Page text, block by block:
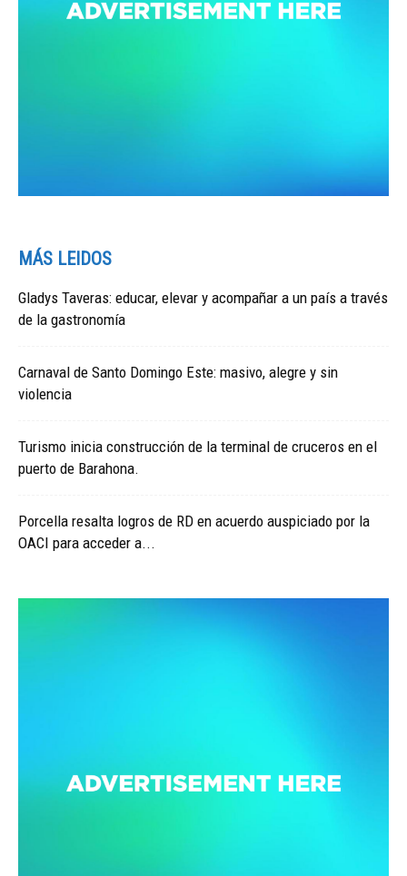
MÁS LEIDOS
Gladys Taveras: educar, elevar y acompañar a un país a través
de la gastronomía
Carnaval de Santo Domingo Este: masivo, alegre y sin
violencia
Turismo inicia construcción de la terminal de cruceros en el
puerto de Barahona.
Porcella resalta logros de RD en acuerdo auspiciado por la
OACI para acceder a...